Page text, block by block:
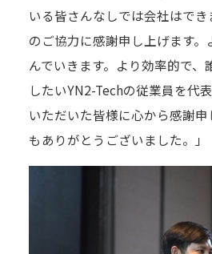
いる皆さんなしでは会社はで
のご協力に感謝申し上げます。
んでいきます。より効率的で、
したいYN2-Techの従業員を代
いただいた皆様に心から感謝申
もありがとうございました。」